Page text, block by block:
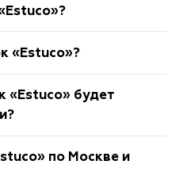
«Estuco»?
«Estuco» будет
по Москве и